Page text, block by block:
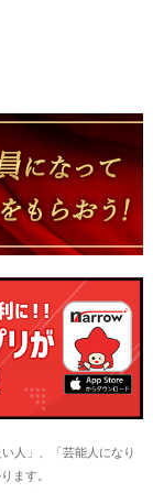
人」、「芸能人になり
ます。